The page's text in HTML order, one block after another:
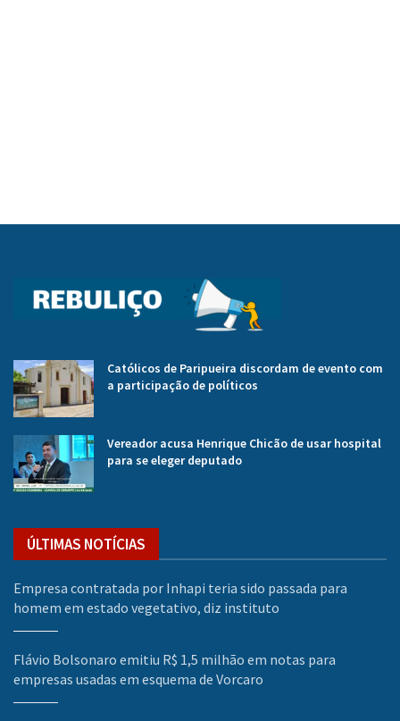
Católicos de Paripueira discordam de evento com
a participação de políticos
Vereador acusa Henrique Chicão de usar hospital
para se eleger deputado
ÚLTIMAS NOTÍCIAS
Empresa contratada por Inhapi teria sido passada para
homem em estado vegetativo, diz instituto
Flávio Bolsonaro emitiu R$ 1,5 milhão em notas para
empresas usadas em esquema de Vorcaro